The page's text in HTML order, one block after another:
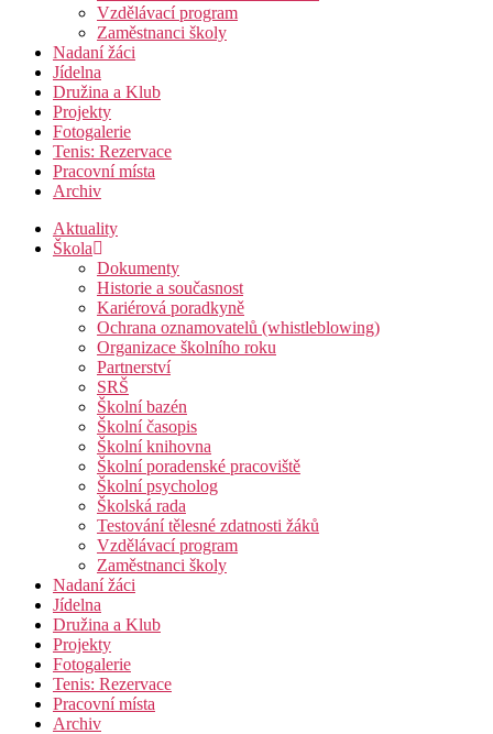
Vzdělávací program
Zaměstnanci školy
Nadaní žáci
Jídelna
Družina a Klub
Projekty
Fotogalerie
Tenis: Rezervace
Pracovní místa
Archiv
Aktuality
Škola
Dokumenty
Historie a současnost
Kariérová poradkyně
Ochrana oznamovatelů (whistleblowing)
Organizace školního roku
Partnerství
SRŠ
Školní bazén
Školní časopis
Školní knihovna
Školní poradenské pracoviště
Školní psycholog
Školská rada
Testování tělesné zdatnosti žáků
Vzdělávací program
Zaměstnanci školy
Nadaní žáci
Jídelna
Družina a Klub
Projekty
Fotogalerie
Tenis: Rezervace
Pracovní místa
Archiv